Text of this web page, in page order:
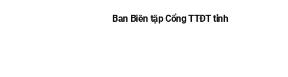
Ban Biên tập Cổng TTĐT tỉnh